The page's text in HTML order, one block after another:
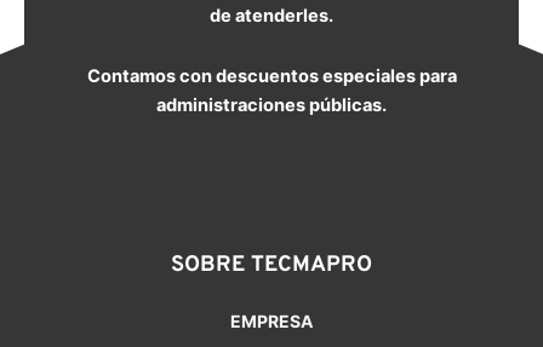
de atenderles.
Contamos con descuentos especiales para
administraciones públicas.
SOBRE TECMAPRO
EMPRESA